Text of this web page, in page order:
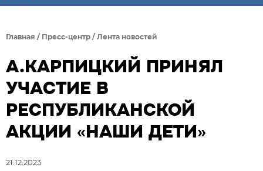
Главная / Пресс-центр / Лента новостей
А.КАРПИЦКИЙ ПРИНЯЛ
УЧАСТИЕ В
РЕСПУБЛИКАНСКОЙ
АКЦИИ «НАШИ ДЕТИ»
21.12.2023